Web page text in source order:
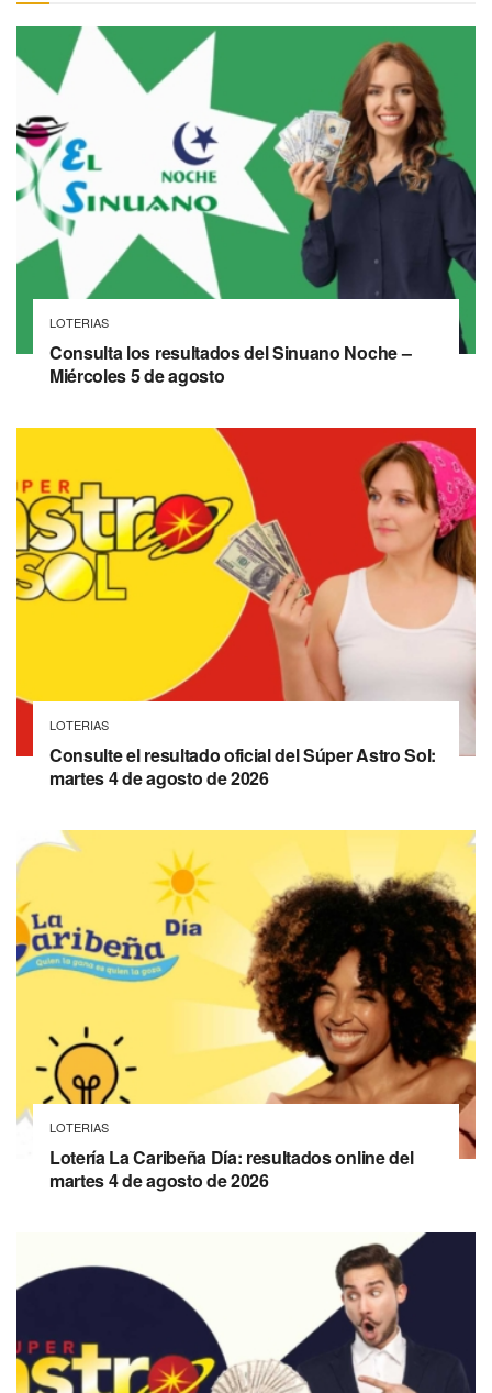
LOTERIAS
Consulta los resultados del Sinuano Noche –
Miércoles 5 de agosto
LOTERIAS
Consulte el resultado oficial del Súper Astro Sol:
martes 4 de agosto de 2026
LOTERIAS
Lotería La Caribeña Día: resultados online del
martes 4 de agosto de 2026